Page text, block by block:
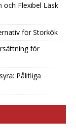
och Flexibel Läsk
för Storkök
för
Pålitliga